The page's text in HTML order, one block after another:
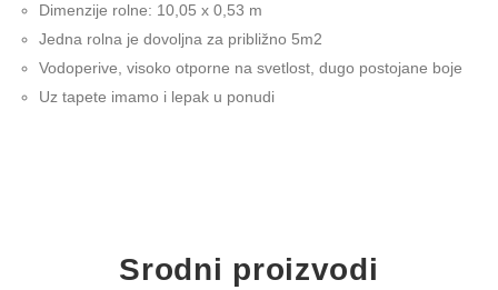
Dimenzije rolne: 10,05 x 0,53 m
Jedna rolna je dovoljna za približno 5m2
Vodoperive, visoko otporne na svetlost, dugo postojane boje
Uz tapete imamo i lepak u ponudi
Srodni proizvodi